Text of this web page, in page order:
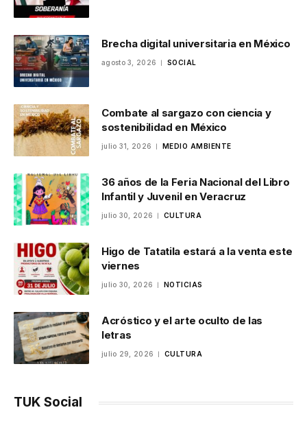
Brecha digital universitaria en México
agosto 3, 2026 SOCIAL
Combate al sargazo con ciencia y
sostenibilidad en México
julio 31, 2026 MEDIO AMBIENTE
36 años de la Feria Nacional del Libro
Infantil y Juvenil en Veracruz
julio 30, 2026 CULTURA
Higo de Tatatila estará a la venta este
viernes
julio 30, 2026 NOTICIAS
Acróstico y el arte oculto de las
letras
julio 29, 2026 CULTURA
TUK Social